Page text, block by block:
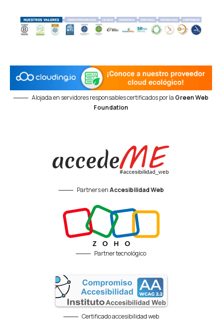
Alojada en servidores responsables certificados por la Green Web
Foundation
Partners enAccesibilidad Web
Partner tecnológico
Certificado accesibilidad web